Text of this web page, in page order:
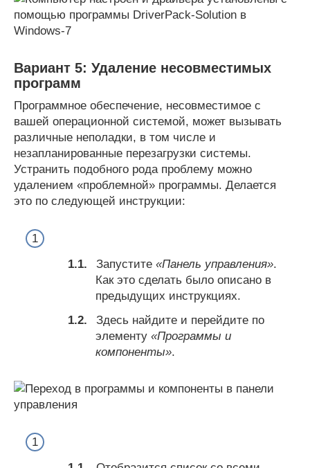
Вариант 5: Удаление несовместимых
программ
Программное обеспечение, несовместимое с
вашей операционной системой, может вызывать
различные неполадки, в том числе и
незапланированные перезагрузки системы.
Устранить подобного рода проблему можно
удалением «проблемной» программы. Делается
это по следующей инструкции:
Запустите «Панель управления».
Как это сделать было описано в
предыдущих инструкциях.
Здесь найдите и перейдите по
элементу «Программы и
компоненты».